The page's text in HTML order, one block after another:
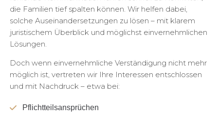
die Familien tief spalten können. Wir helfen dabei,
solche Auseinandersetzungen zu lösen – mit klarem
juristischem Überblick und möglichst einvernehmlichen
Lösungen.
Doch wenn einvernehmliche Verständigung nicht mehr
möglich ist, vertreten wir Ihre Interessen entschlossen
und mit Nachdruck – etwa bei:
Pflichtteilsansprüchen